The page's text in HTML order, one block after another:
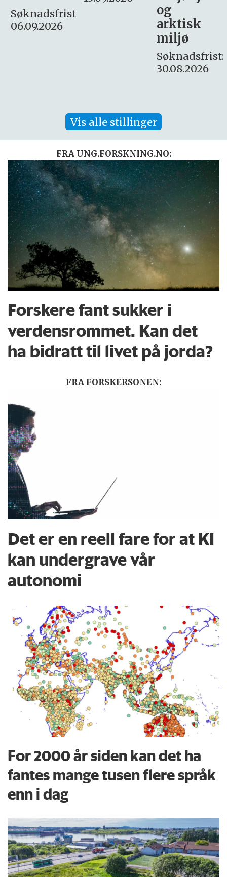
– fast
Søknadsfrist:
16. august.
Vis alle stillinger
FRA UNG.FORSKNING.NO:
Forskere fant sukker i
verdensrommet. Kan det
ha bidratt til livet på jorda?
FRA FORSKERSONEN:
Det er en reell fare for at KI
kan undergrave vår
autonomi
For 2000 år siden kan det ha
fantes mange tusen flere språk
enn i dag